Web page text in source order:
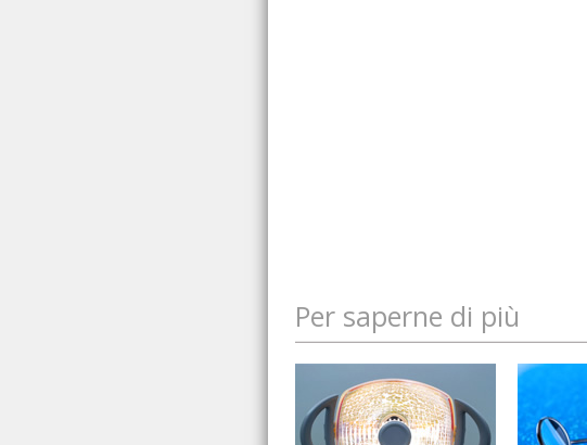
Per saperne di più